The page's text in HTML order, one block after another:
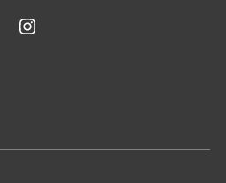
Instagram